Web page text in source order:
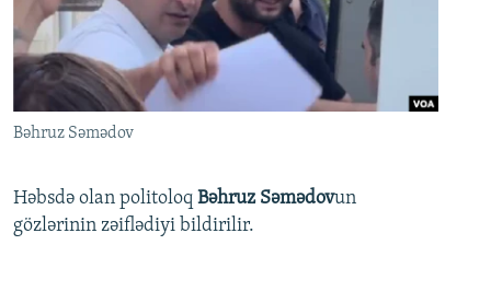
Bəhruz Səmədov
Həbsdə olan politoloq Bəhruz Səmədovun
gözlərinin zəiflədiyi bildirilir.